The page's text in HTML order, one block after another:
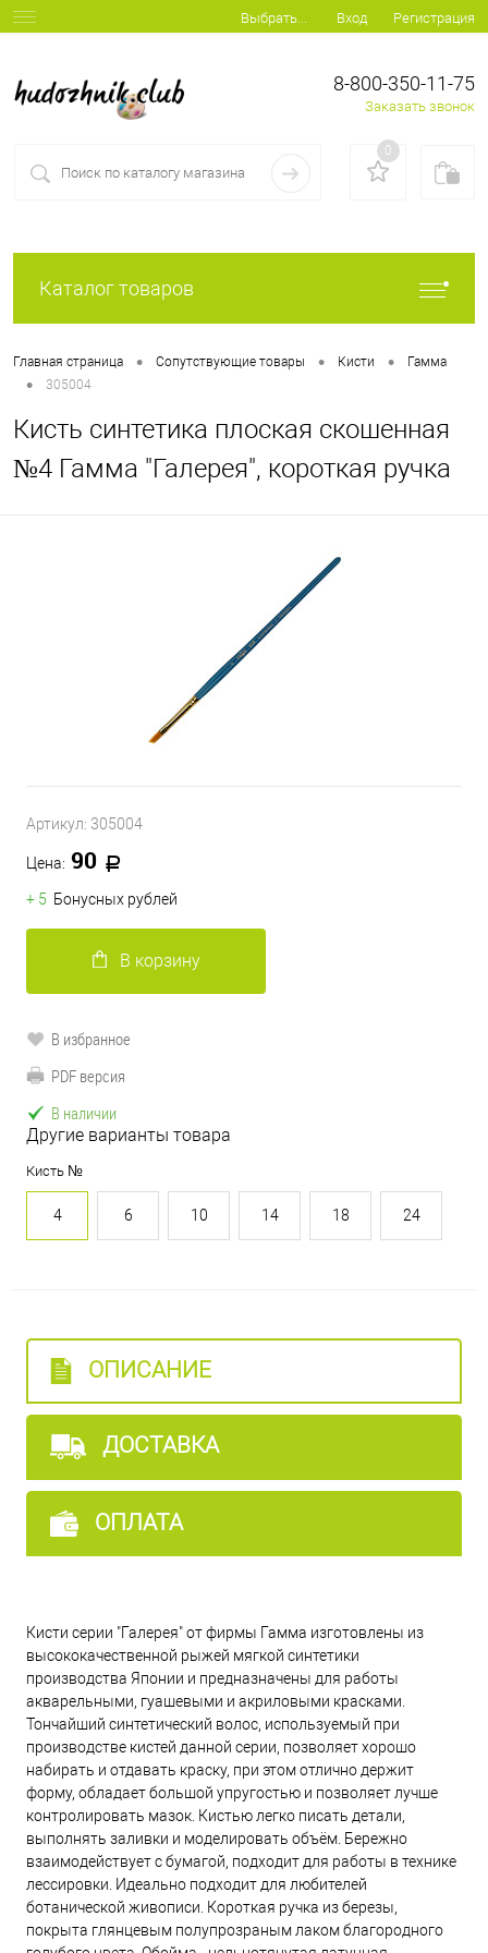
Выбрать... Вход Регистрация
8-800-350-11-75
Заказать звонок
0
Каталог товаров
Главная страница • Сопутствующие товары • Кисти • Гамма
• 305004
Кисть синтетика плоская скошенная
№4 Гамма "Галерея", короткая ручка
Артикул: 305004
Цена: 90
+ 5 Бонусных рублей
В корзину
В избранное
PDF версия
В наличии
Другие варианты товара
Кисть №
4 6 10 14 18 24
ОПИСАНИЕ
ДОСТАВКА
ОПЛАТА
Кисти серии "Галерея" от фирмы Гамма изготовлены из
высококачественной рыжей мягкой синтетики
производства Японии и предназначены для работы
акварельными, гуашевыми и акриловыми красками.
Тончайший синтетический волос, используемый при
производстве кистей данной серии, позволяет хорошо
набирать и отдавать краску, при этом отлично держит
форму, обладает большой упругостью и позволяет лучше
контролировать мазок. Кистью легко писать детали,
выполнять заливки и моделировать объём. Бережно
взаимодействует с бумагой, подходит для работы в технике
лессировки. Идеально подходит для любителей
ботанической живописи. Короткая ручка из березы,
покрыта глянцевым полупрозраным лаком благородного